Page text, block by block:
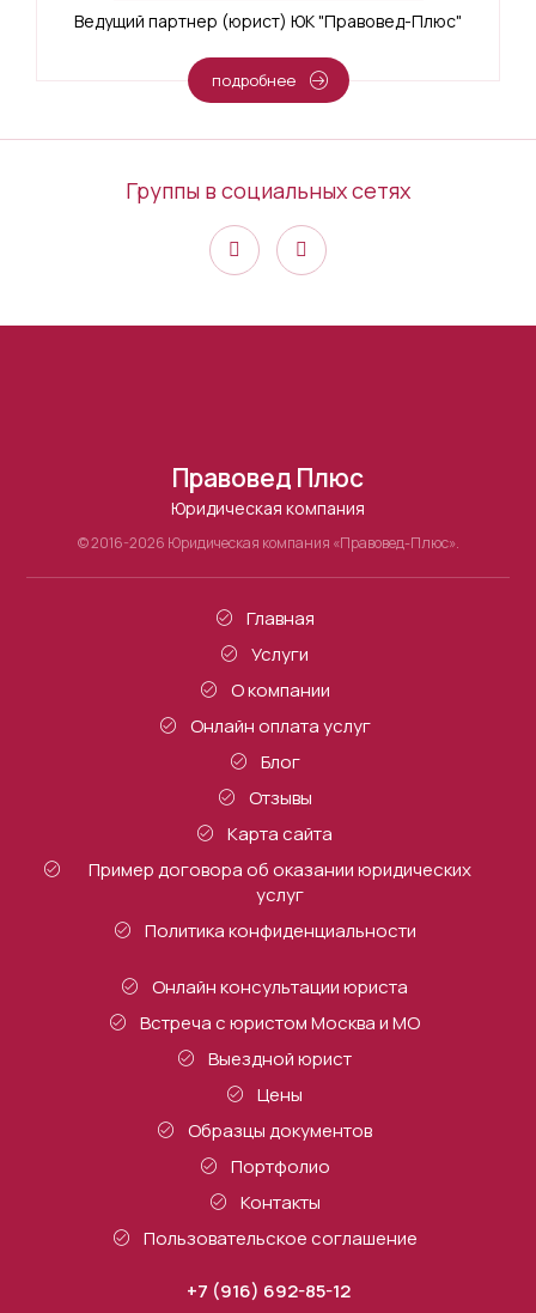
Ведущий партнер (юрист) ЮК "Правовед-Плюс"
подробнее
Группы в социальных сетях
Правовед Плюс
Юридическая компания
© 2016-2026 Юридическая компания «Правовед-Плюс».
Главная
Услуги
О компании
Онлайн оплата услуг
Блог
Отзывы
Карта сайта
Пример договора об оказании юридических
услуг
Политика конфиденциальности
Онлайн консультации юриста
Встреча с юристом Москва и МО
Выездной юрист
Цены
Образцы документов
Портфолио
Контакты
Пользовательское соглашение
+7 (916) 692-85-12